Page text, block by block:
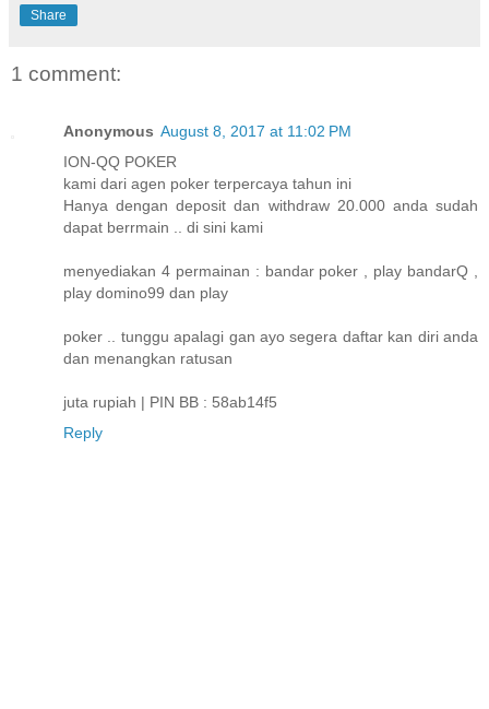
Share
1 comment:
Anonymous August 8, 2017 at 11:02 PM
ION-QQ POKER
kami dari agen poker terpercaya tahun ini
Hanya dengan deposit dan withdraw 20.000 anda sudah
dapat berrmain .. di sini kami
menyediakan 4 permainan : bandar poker , play bandarQ ,
play domino99 dan play
poker .. tunggu apalagi gan ayo segera daftar kan diri anda
dan menangkan ratusan
juta rupiah | PIN BB : 58ab14f5
Reply